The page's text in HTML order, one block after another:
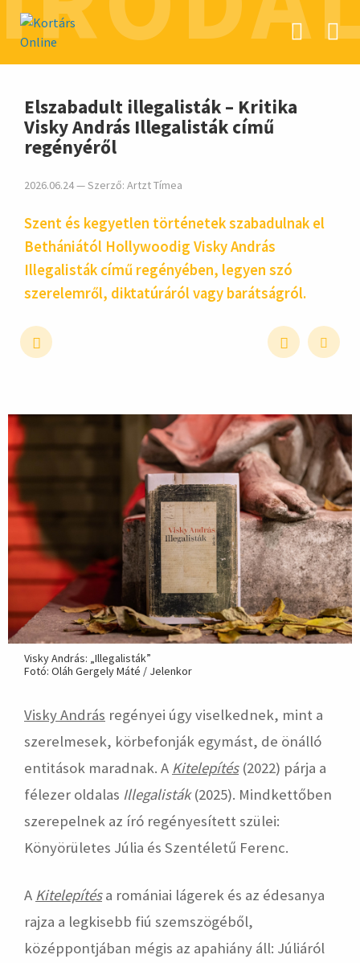
hirdetés
Elszabadult illegalisták – Kritika
Visky András Illegalisták című
regényéről
2026.06.24 — Szerző: Artzt Tímea
Szent és kegyetlen történetek szabadulnak el
Bethániától Hollywoodig Visky András
Illegalisták című regényében, legyen szó
szerelemről, diktatúráról vagy barátságról.
hirdetés
Visky András: „Illegalisták”
Fotó: Oláh Gergely Máté / Jelenkor
Visky András regényei úgy viselkednek, mint a
szerelmesek, körbefonják egymást, de önálló
entitások maradnak. A Kitelepítés(2022) párja a
félezer oldalas Illegalisták(2025). Mindkettőben
szerepelnek az író regényesített szülei:
Könyörületes Júlia és Szentéletű Ferenc.
A Kitelepítésa romániai lágerek és az édesanya
rajza a legkisebb fiú szemszögéből,
középpontjában mégis az apahiány áll: Júliáról